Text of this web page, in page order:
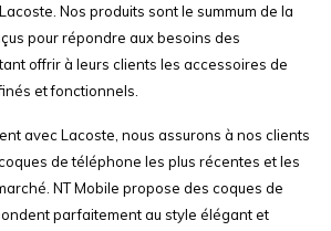
Nos produits sont le summum de la
pour répondre aux besoins des
offrir à leurs clients les accessoires de
et fonctionnels.
avec Lacoste, nous assurons à nos clients
de téléphone les plus récentes et les
NT Mobile propose des coques de
parfaitement au style élégant et